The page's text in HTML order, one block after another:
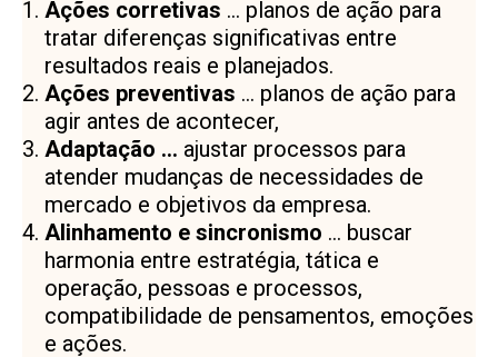
Ações corretivas … planos de ação para
tratar diferenças significativas entre
resultados reais e planejados.
Ações preventivas … planos de ação para
agir antes de acontecer,
Adaptação … ajustar processos para
atender mudanças de necessidades de
mercado e objetivos da empresa.
Alinhamento e sincronismo … buscar
harmonia entre estratégia, tática e
operação, pessoas e processos,
compatibilidade de pensamentos, emoções
e ações.